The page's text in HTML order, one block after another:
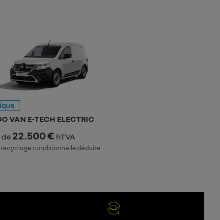
VAN E-TECH ELECTRIC
22.500 € hTVA
recyclage conditionnelle déduite